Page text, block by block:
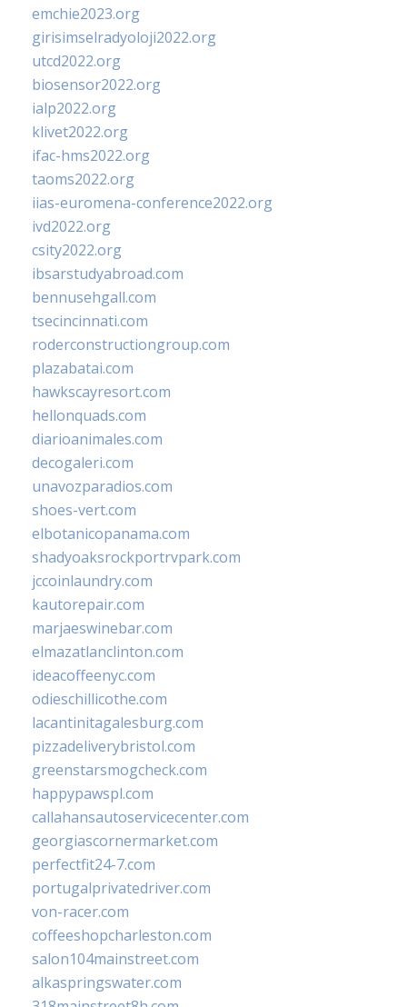
emchie2023.org
girisimselradyoloji2022.org
utcd2022.org
biosensor2022.org
ialp2022.org
klivet2022.org
ifac-hms2022.org
taoms2022.org
iias-euromena-conference2022.org
ivd2022.org
csity2022.org
ibsarstudyabroad.com
bennusehgall.com
tsecincinnati.com
roderconstructiongroup.com
plazabatai.com
hawkscayresort.com
hellonquads.com
diarioanimales.com
decogaleri.com
unavozparadios.com
shoes-vert.com
elbotanicopanama.com
shadyoaksrockportrvpark.com
jccoinlaundry.com
kautorepair.com
marjaeswinebar.com
elmazatlanclinton.com
ideacoffeenyc.com
odieschillicothe.com
lacantinitagalesburg.com
pizzadeliverybristol.com
greenstarsmogcheck.com
happypawspl.com
callahansautoservicecenter.com
georgiascornermarket.com
perfectfit24-7.com
portugalprivatedriver.com
von-racer.com
coffeeshopcharleston.com
salon104mainstreet.com
alkaspringswater.com